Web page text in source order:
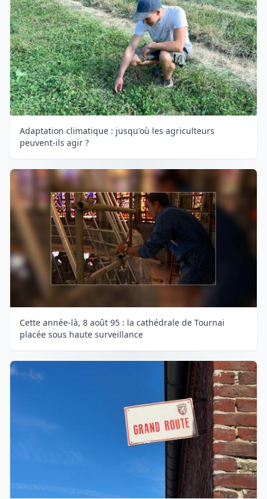
Adaptation climatique : jusqu'où les agriculteurs
peuvent-ils agir ?
Cette année-là, 8 août 95 : la cathédrale de Tournai
placée sous haute surveillance